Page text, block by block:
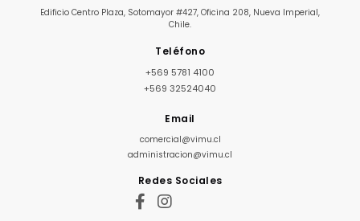
Edificio Centro Plaza, Sotomayor #427, Oficina 208, Nueva Imperial,
Chile.
Teléfono
+569 5781 4100
+569 32524040
Email
comercial@vimu.cl
administracion@vimu.cl
Redes Sociales